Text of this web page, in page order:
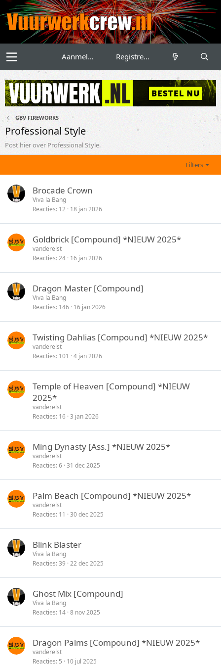
Aanmelden Registreren
GBV FIREWORKS
Professional Style
Post hier over Professional Style.
Filters
Brocade Crown
Viva la Bang
Reacties 12 18 jan 2026
Goldbrick [Compound] *NIEUW 2025*
vanderelst
Reacties 24 16 jan 2026
Dragon Master [Compound]
Viva la Bang
Reacties 146 16 jan 2026
Twisting Dahlias [Compound] *NIEUW 2025*
vanderelst
Reacties 101 4 jan 2026
Temple of Heaven [Compound] *NIEUW
2025*
vanderelst
Reacties 16 3 jan 2026
Ming Dynasty [Ass.] *NIEUW 2025*
vanderelst
Reacties 6 31 dec 2025
Palm Beach [Compound] *NIEUW 2025*
vanderelst
Reacties 11 30 dec 2025
Blink Blaster
Viva la Bang
Reacties 39 22 dec 2025
Ghost Mix [Compound]
Viva la Bang
Reacties 14 8 nov 2025
Dragon Palms [Compound] *NIEUW 2025*
vanderelst
Reacties 5 10 jul 2025